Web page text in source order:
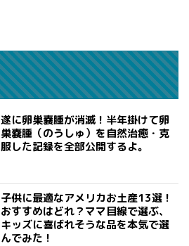
遂に卵巣嚢腫が消滅！半年掛けて卵
巣嚢腫（のうしゅ）を自然治癒・克
服した記録を全部公開するよ。
子供に最適なアメリカお土産13選！
おすすめはどれ？ママ目線で選ぶ、
キッズに喜ばれそうな品を本気で選
んでみた！